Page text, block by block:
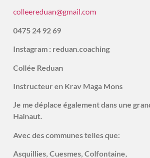
colleereduan@gmail.com
0475 24 92 69
Instagram : reduan.coaching
Collée Reduan
Instructeur en Krav Maga Mons
Je me déplace également dans une
Hainaut.
Avec des communes telles que:
Asquillies, Cuesmes, Colfontaine,